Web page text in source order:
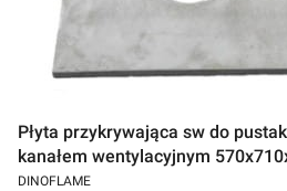
Płyta przykrywająca sw do
kanałem wentylacyjnym
DINOFLAME